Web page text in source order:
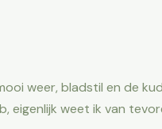
weer, bladstil en de
eigenlijk weet ik van